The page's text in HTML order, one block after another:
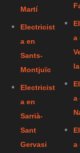
Martí
Electricist
a en
Sants-
Montjuïc
Electricist
a en
Sarrià-
Sant
Gervasi
a
a
a